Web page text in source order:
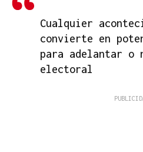
Cualquier
convierte en
para adelantar
electoral